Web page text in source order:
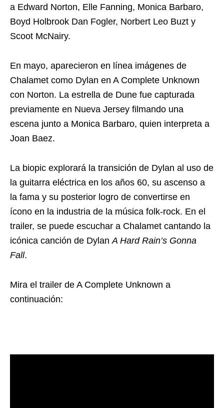
a Edward Norton, Elle Fanning, Monica Barbaro,
Boyd Holbrook Dan Fogler, Norbert Leo Buzt y
Scoot McNairy.
En mayo, aparecieron en línea imágenes de
Chalamet como Dylan en A Complete Unknown
con Norton. La estrella de Dune fue capturada
previamente en Nueva Jersey filmando una
escena junto a Monica Barbaro, quien interpreta a
Joan Baez.
La biopic explorará la transición de Dylan al uso de
la guitarra eléctrica en los años 60, su ascenso a
la fama y su posterior logro de convertirse en
ícono en la industria de la música folk-rock. En el
trailer, se puede escuchar a Chalamet cantando la
icónica canción de Dylan A Hard Rain’s Gonna
Fall.
Mira el trailer de A Complete Unknown a
continuación: